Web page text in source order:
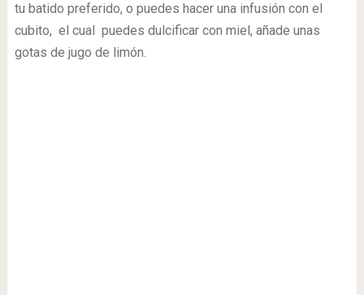
tu batido preferido, o puedes hacer una infusión con el
cubito, el cual puedes dulcificar con miel, añade unas
gotas de jugo de limón.